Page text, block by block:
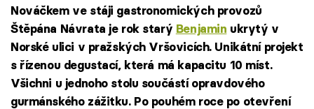
Nováčkem ve stáji gastronomických provozů
Štěpána Návrata je rok starý Benjamin ukrytý v
Norské ulici v pražských Vršovicích. Unikátní projekt
s řízenou degustací, která má kapacitu 10 míst.
Všichni u jednoho stolu součástí opravdového
gurmánského zážitku. Po pouhém roce po otevření